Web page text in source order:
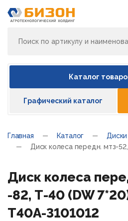
Каталог
Графический каталог
Главная Каталог Диски
Диск колеса передн. мтз-
Диск колеса
-82, Т-40 (DW
Т40А-3101012